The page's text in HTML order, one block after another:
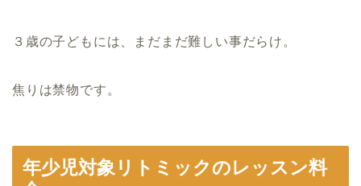
３歳の子どもには、まだまだ難しい事だらけ。
焦りは禁物です。
年少児対象リトミックのレッスン料